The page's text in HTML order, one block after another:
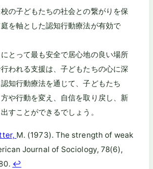
の子どもたちの社会との繋がりを保
を軸とした認知行動療法が有効で
とって最も安全で居心地の良い場所
われる支援は、子どもたちの心に深
知行動療法を通じて、子どもたち
や行動を変え、自信を取り戻し、新
すことができるでしょう。
M. (1973). The strength of weak
Journal of Sociology, 78(6),
↩︎